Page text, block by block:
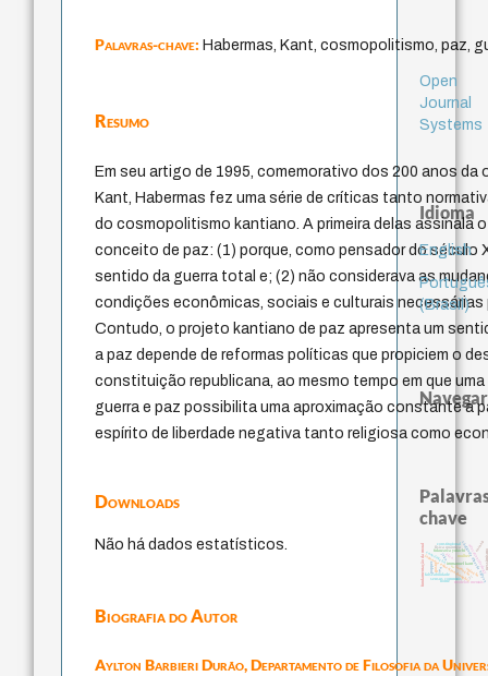
Palavras-chave:Habermas, Kant, cosmopolitismo, paz,
Resumo
Em seu artigo de 1995, comemorativo dos 200 anos da
Kant, Habermas fez uma série de críticas tanto
do cosmopolitismo kantiano. A primeira delas assinala
conceito de paz: (1) porque, como pensador do século
sentido da guerra total e; (2) não considerava as
condições econômicas, sociais e culturais necessárias
Contudo, o projeto kantiano de paz apresenta um
a paz depende de reformas políticas que propiciem o
constituição republicana, ao mesmo tempo em que
guerra e paz possibilita uma aproximação constante à
espírito de liberdade negativa tanto religiosa como
Downloads
Não há dados estatísticos.
Biografia do Autor
Aylton Barbieri Durão,Departamento de Filosofia da
Open
Journal
Systems
Idioma
English
(Brasil)
Navegar
chave
immanuel kant
japanese education thoughtscódigo da dinastia nguyen
gosto
juízo
sensus communis
formaçãoeducation ideology
fukuzawa yukichi
redução
mulher
popper
modelos mentais
falseabilidade
carnap
constituição
nome
física quântica
constitucional
pessimismo
fundamentação da moral ren
ética.
yi
li